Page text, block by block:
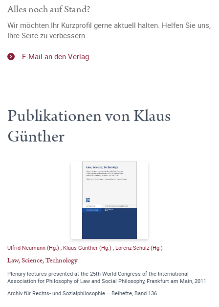
Alles noch auf Stand?
Wir möchten Ihr Kurzprofil gerne aktuell halten. Helfen Sie uns,
Ihre Seite zu verbessern.
E-Mail an den Verlag
Publikationen von Klaus
Günther
Ulfrid Neumann (Hg.) Klaus Günther (Hg.) Lorenz Schulz (Hg.)
Law, Science, Technology
Plenary lectures presented at the 25th World Congress of the International
Association for Philosophy of Law and Social Philosophy, Frankfurt am Main, 2011
Archiv für Rechts- und Sozialphilosophie – Beihefte, Band 136